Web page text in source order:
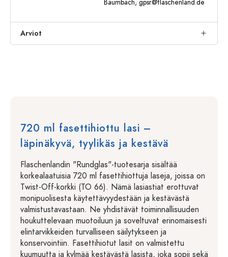
Baumbach, gpsr@flaschenland.de
Arviot
720 ml fasettihiottu lasi –
läpinäkyvä, tyylikäs ja kestävä
Flaschenlandin "Rundglas"-tuotesarja sisältää
korkealaatuisia 720 ml fasettihiottuja laseja, joissa on
Twist-Off-korkki (TO 66). Nämä lasiastiat erottuvat
monipuolisesta käytettävyydestään ja kestävästä
valmistustavastaan. Ne yhdistävät toiminnallisuuden
houkuttelevaan muotoiluun ja soveltuvat erinomaisesti
elintarvikkeiden turvalliseen säilytykseen ja
konservointiin. Fasettihiotut lasit on valmistettu
kuumuutta ja kylmää kestävästä lasista, joka sopii sekä